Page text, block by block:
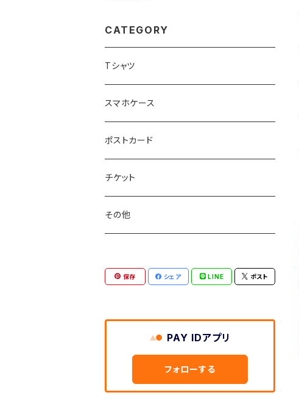
CATEGORY
Tシャツ
スマホケース
ポストカード
チケット
その他
保存 シェア LINE ポスト
PAY IDアプリ
フォローする